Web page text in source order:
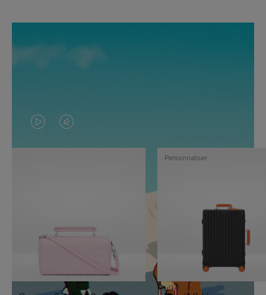
LA
VIDÉO
PAUSE,
APPUYEZ
SUR
LE
SON
DÉSACTIVÉ.
VEUILLEZ
Personnaliser